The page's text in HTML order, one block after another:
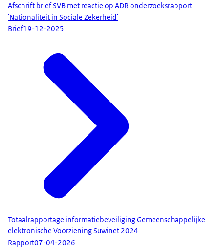
Afschrift brief SVB met reactie op ADR onderzoeksrapport
'Nationaliteit in Sociale Zekerheid'
Brief19-12-2025
Totaalrapportage informatiebeveiliging Gemeenschappelijke
elektronische Voorziening Suwinet 2024
Rapport07-04-2026